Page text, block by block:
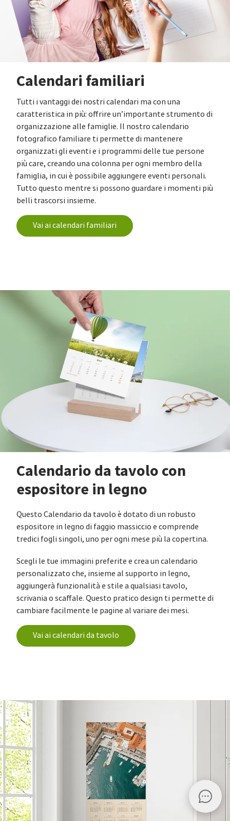
Calendari familiari
Tutti i vantaggi dei nostri calendari ma con una
caratteristica in più: offrire un’importante strumento di
organizzazione alle famiglie. Il nostro calendario
fotografico familiare ti permette di mantenere
organizzati gli eventi e i programmi delle tue persone
più care, creando una colonna per ogni membro della
famiglia, in cui è possibile aggiungere eventi personali.
Tutto questo mentre si possono guardare i momenti più
belli trascorsi insieme.
Vai ai calendari familiari
Calendario da tavolo con
espositore in legno
Questo Calendario da tavolo è dotato di un robusto
espositore in legno di faggio massiccio e comprende
tredici fogli singoli, uno per ogni mese più la copertina.
Scegli le tue immagini preferite e crea un calendario
personalizzato che, insieme al supporto in legno,
aggiungerà funzionalità e stile a qualsiasi tavolo,
scrivania o scaffale. Questo pratico design ti permette di
cambiare facilmente le pagine al variare dei mesi.
Vai ai calendari da tavolo